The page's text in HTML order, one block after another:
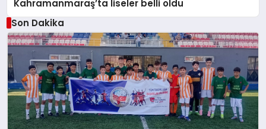
Kahramanmaraş’ta liseler belli oldu
Son Dakika